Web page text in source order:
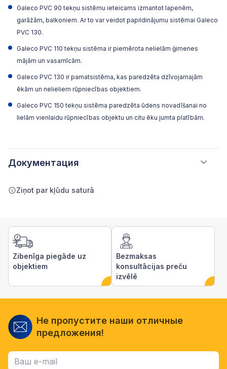
Galeco PVC 90 tekņu sistēmu ieteicams izmantot lapenēm,
garāžām, balkoniem. Ar to var veidot papildinājumu sistēmai Galeco
PVC 130.
Galeco PVC 110 tekņu sistēma ir piemērota nelielām ģimenes
mājām un vasarnīcām.
Galeco PVC 130 ir pamatsistēma, kas paredzēta dzīvojamajām
ēkām un nelieliem rūpniecības objektiem.
Galeco PVC 150 tekņu sistēma paredzēta ūdens novadīšanai no
lielām vienlaidu rūpniecības objektu un citu ēku jumta platībām.
Документация
Ziņot par kļūdu saturā
Zibenīga piegāde uz
objektiem
Bezmaksas
konsultācijas preču
izvēlē
Не пропустите наши отличные
предложения!